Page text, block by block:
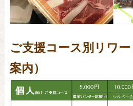
ご支援コース別リワ
案内）